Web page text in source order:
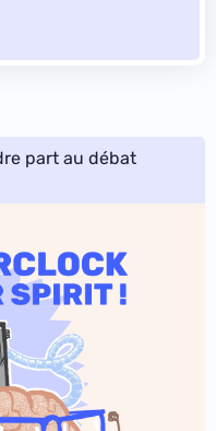
part au débat